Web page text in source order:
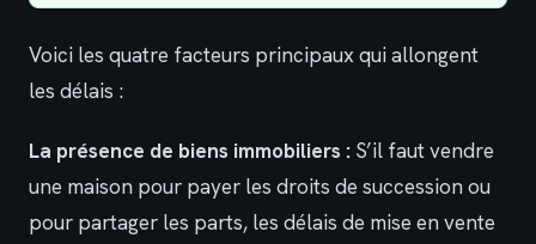
Voici les quatre facteurs principaux qui allongent
les délais :
La présence de biens immobiliers : S’il faut vendre
une maison pour payer les droits de succession ou
pour partager les parts, les délais de mise en vente